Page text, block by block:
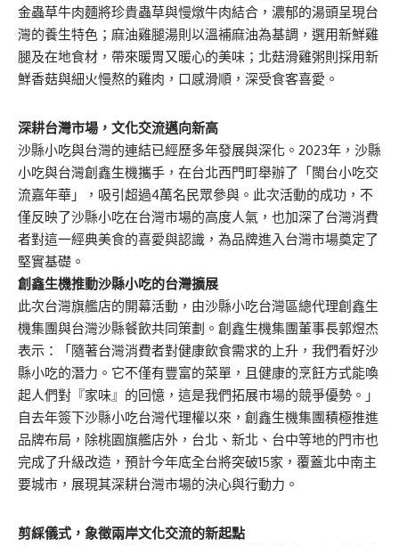
金蟲草牛肉麵將珍貴蟲草與慢燉牛肉結合，濃郁的湯頭呈現台
灣的養生特色；麻油雞腿湯則以溫補麻油為基調，選用新鮮雞
腿及在地食材，帶來暖胃又暖心的美味；北菇滑雞粥則採用新
鮮香菇與細火慢熬的雞肉，口感滑順，深受食客喜愛。
深耕台灣市場，文化交流邁向新高
沙縣小吃與台灣的連結已經歷多年發展與深化。2023年，沙縣
小吃與台灣創鑫生機攜手，在台北西門町舉辦了「閩台小吃交
流嘉年華」，吸引超過4萬名民眾參與。此次活動的成功，不
僅反映了沙縣小吃在台灣市場的高度人氣，也加深了台灣消費
者對這一經典美食的喜愛與認識，為品牌進入台灣市場奠定了
堅實基礎。
創鑫生機推動沙縣小吃的台灣擴展
此次台灣旗艦店的開幕活動，由沙縣小吃台灣區總代理創鑫生
機集團與台灣沙縣餐飲共同策劃。創鑫生機集團董事長郭煜杰
表示：「隨著台灣消費者對健康飲食需求的上升，我們看好沙
縣小吃的潛力。它不僅有豐富的菜單，且健康的烹飪方式能喚
起人們對『家味』的回憶，這是我們拓展市場的競爭優勢。」
自去年簽下沙縣小吃台灣代理權以來，創鑫生機集團積極推進
品牌布局，除桃園旗艦店外，台北、新北、台中等地的門市也
完成了升級改造，預計今年底全台將突破15家，覆蓋北中南主
要城市，展現其深耕台灣市場的決心與行動力。
剪綵儀式，象徵兩岸文化交流的新起點